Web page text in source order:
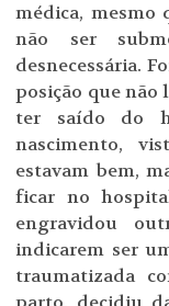
médica, mesmo
não ser
desnecessária.
posição que não
ter saído do
nascimento,
estavam bem,
ficar no
engravidou
indicarem ser
traumatizada